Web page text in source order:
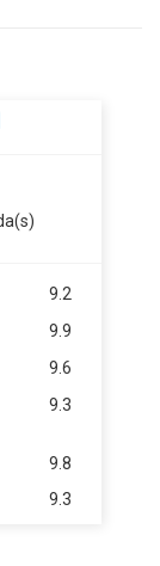
9.2
9.9
9.6
9.3
9.8
9.3